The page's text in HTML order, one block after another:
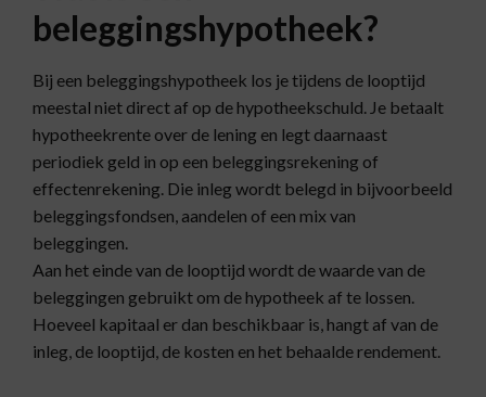
beleggingshypotheek?
Bij een beleggingshypotheek los je tijdens de looptijd
meestal niet direct af op de hypotheekschuld. Je betaalt
hypotheekrente over de lening en legt daarnaast
periodiek geld in op een beleggingsrekening of
effectenrekening. Die inleg wordt belegd in bijvoorbeeld
beleggingsfondsen, aandelen of een mix van
beleggingen.
Aan het einde van de looptijd wordt de waarde van de
beleggingen gebruikt om de hypotheek af te lossen.
Hoeveel kapitaal er dan beschikbaar is, hangt af van de
inleg, de looptijd, de kosten en het behaalde rendement.